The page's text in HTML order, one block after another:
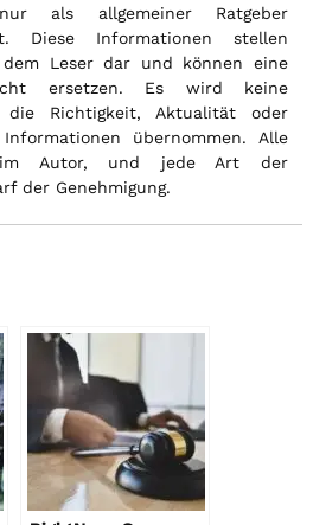
als allgemeiner Ratgeber
Diese Informationen stellen
Leser dar und können eine
ersetzen. Es wird keine
die Richtigkeit, Aktualität oder
übernommen. Alle
Autor, und jede Art der
der Genehmigung.